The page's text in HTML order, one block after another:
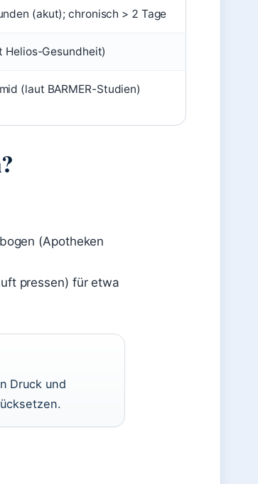
(akut); chronisch > 2 Tage
Helios-Gesundheit)
(laut BARMER-Studien)
(Apotheken
pressen) für etwa
Druck und